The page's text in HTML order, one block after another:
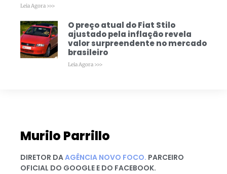
Leia Agora >>>
O preço atual do Fiat Stilo
ajustado pela inflação revela
valor surpreendente no mercado
brasileiro
Leia Agora >>>
Murilo Parrillo
DIRETOR DAAGÊNCIA NOVO FOCO. PARCEIRO
OFICIAL DO GOOGLE E DO FACEBOOK.